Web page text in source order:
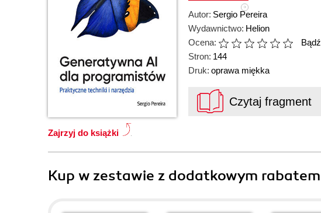
Zajrzyj do książki
Autor: Sergio Pereira
Wydawnictwo: Helion
Ocena:
Stron: 144
Druk: oprawa miękka
Czytaj fragment
Kup w zestawie z dodatkowym